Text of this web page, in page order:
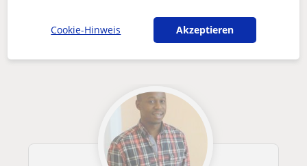
Andere Englisch-lehrer in Dresden die
dich interessieren könnten
Cookie-Hinweis Akzeptieren